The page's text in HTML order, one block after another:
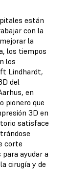
están
con la
la
los tiempos
los
Lindhardt,
del
en
pionero que
3D en
satisface
corte
ayudar a
cirugía y de